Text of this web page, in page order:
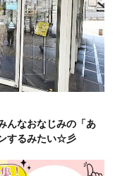
んなおなじみの「あ
するみたい☆彡